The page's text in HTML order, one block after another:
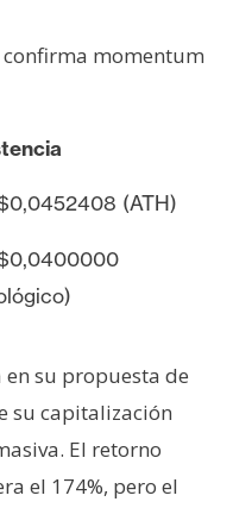
momentum
(ATH)
en su propuesta de
su capitalización
El retorno
el 174%, pero el